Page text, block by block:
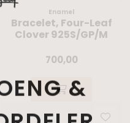
Enamel
Bracelet, Four-Leaf
Clover 925S/GP/M
700,00
&